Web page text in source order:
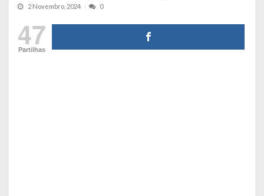
2 Novembro, 2024 0
47
Partilhas